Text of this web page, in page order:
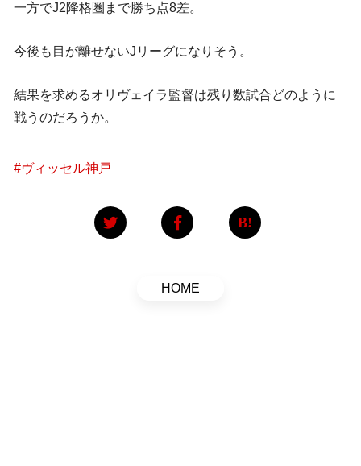
一方でJ2降格圏まで勝ち点8差。
今後も目が離せないJリーグになりそう。
結果を求めるオリヴェイラ監督は残り数試合どのように
戦うのだろうか。
#ヴィッセル神戸
HOME